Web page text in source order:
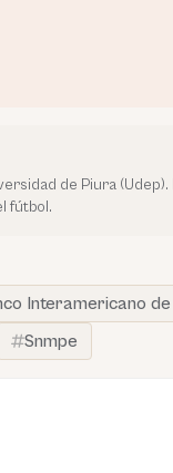
de Piura
fútbol.
Interamericano
Snmpe